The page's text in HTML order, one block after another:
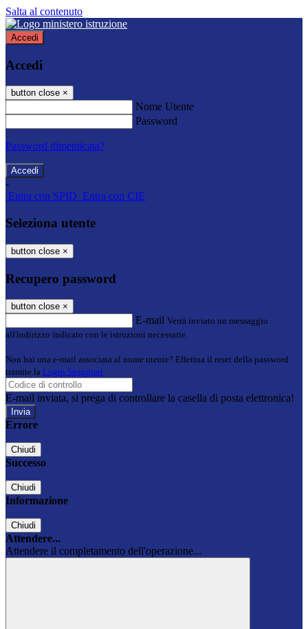
Salta al contenuto
Accedi
Accedi
button close ×
Nome Utente
Password
Password dimenticata?
-
Entra con SPID Entra con CIE
Seleziona utente
button close ×
Recupero password
button close ×
E-mail Verrà inviato un messaggio
all'indirizzo indicato con le istruzioni necessarie.
Non hai una e-mail associata al nome utente? Effettua il reset della password
tramite la Login Spaggiari
E-mail inviata, si prega di controllare la casella di posta elettronica!
Errore
Chiudi
Successo
Chiudi
Informazione
Chiudi
Attendere...
Attendere il completamento dell'operazione...